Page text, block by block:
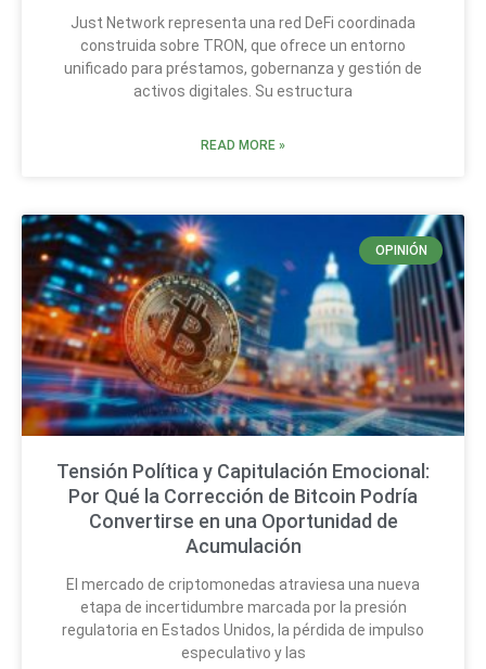
Just Network representa una red DeFi coordinada
construida sobre TRON, que ofrece un entorno
unificado para préstamos, gobernanza y gestión de
activos digitales. Su estructura
READ MORE »
OPINIÓN
Tensión Política y Capitulación Emocional:
Por Qué la Corrección de Bitcoin Podría
Convertirse en una Oportunidad de
Acumulación
El mercado de criptomonedas atraviesa una nueva
etapa de incertidumbre marcada por la presión
regulatoria en Estados Unidos, la pérdida de impulso
especulativo y las